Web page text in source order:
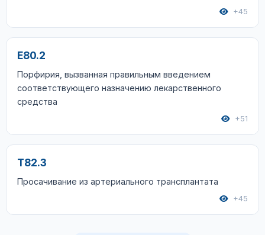
+45
E80.2
Порфирия, вызванная правильным введением
соответствующего назначению лекарственного
средства
+51
T82.3
Просачивание из артериального трансплантата
+45